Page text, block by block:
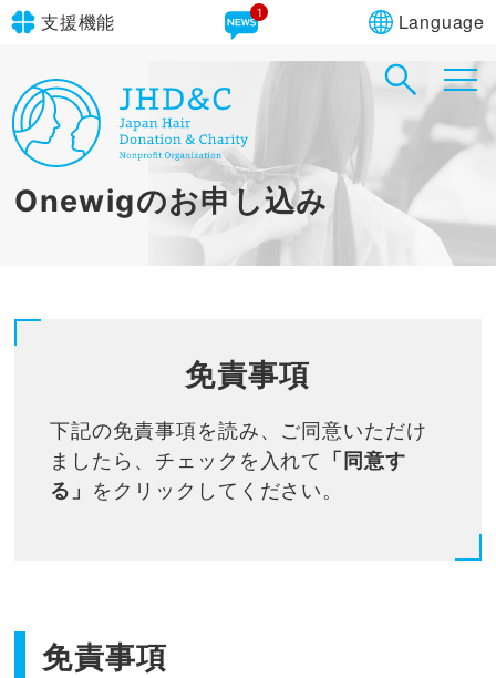
支援機能
文字サイズ 標準
やさしいにほんご
1 Language
in simple English
English Guide
Onewigのお申し込み
免責事項
下記の免責事項を読み、ご同意いただけ
ましたら、チェックを入れて 「同意す
る」 をクリックしてください。
免責事項